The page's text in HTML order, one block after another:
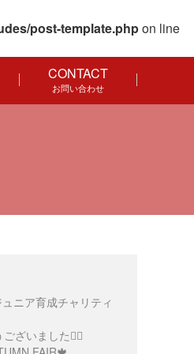
post-template.phpon line
CONTACT
お問い合わせ
ニア育成チャリティ
ざいました🙇‍♀️